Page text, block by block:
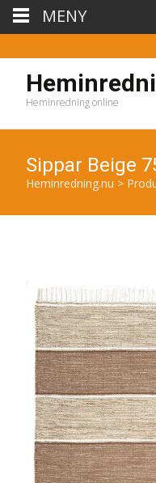
Heminredning online
Sippar Beige
Heminredning.nu >
MENY